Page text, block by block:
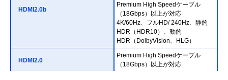
HDMI2.0b
Premium High Speedケーブル
（18Gbps）以上が対応
4K/60Hz、フルHD/ 240Hz、静的
HDR（HDR10）、動的
HDR（DolbyVision、HLG）
HDMI2.0
Premium High Speedケーブル
（18Gbps）以上が対応